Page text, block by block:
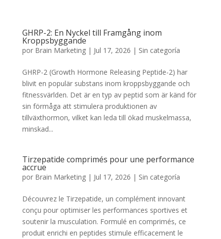
GHRP-2: En Nyckel till Framgång inom
Kroppsbyggande
por Brain Marketing| Jul 17, 2026 | Sin categoría
GHRP-2 (Growth Hormone Releasing Peptide-2) har
blivit en populär substans inom kroppsbyggande och
fitnessvärlden. Det är en typ av peptid som är känd för
sin förmåga att stimulera produktionen av
tillväxthormon, vilket kan leda till ökad muskelmassa,
minskad...
Tirzepatide comprimés pour une performance
accrue
por Brain Marketing| Jul 17, 2026 | Sin categoría
Découvrez le Tirzepatide, un complément innovant
conçu pour optimiser les performances sportives et
soutenir la musculation. Formulé en comprimés, ce
produit enrichi en peptides stimule efficacement le